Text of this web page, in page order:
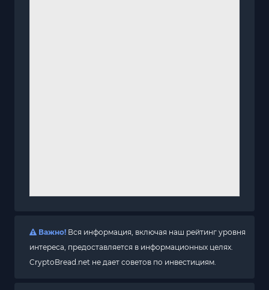
Важно! Вся информация, включая наш рейтинг уровня
интереса, предоставляется в информационных целях.
CryptoBread.net не дает советов по инвестициям.